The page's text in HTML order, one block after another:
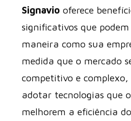
Signavio oferece
significativos que
maneira como sua
medida que o mercado
competitivo e complexo,
adotar tecnologias que
melhorem a eficiência